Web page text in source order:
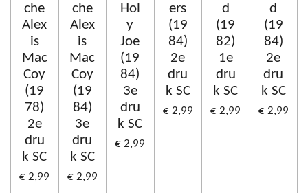
che
Alex
is
Mac
Coy
(19
78)
2e
dru
k SC
€ 2,99
che
Alex
is
Mac
Coy
(19
84)
3e
dru
k SC
€ 2,99
Hol
y
Joe
(19
84)
3e
dru
k SC
€ 2,99
ers
(19
84)
2e
dru
k SC
€ 2,99
d
(19
82)
1e
dru
k SC
€ 2,99
d
(19
84)
2e
dru
k SC
€ 2,99